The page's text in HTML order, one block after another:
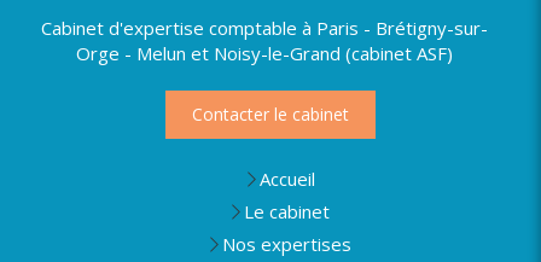
Cabinet d'expertise comptable à Paris - Brétigny-sur-
Orge - Melun et Noisy-le-Grand (cabinet ASF)
Contacter le cabinet
Accueil
Le cabinet
Nos expertises